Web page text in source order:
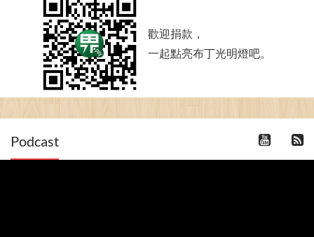
歡迎捐款，
一起點亮布丁光明燈吧。
Podcast